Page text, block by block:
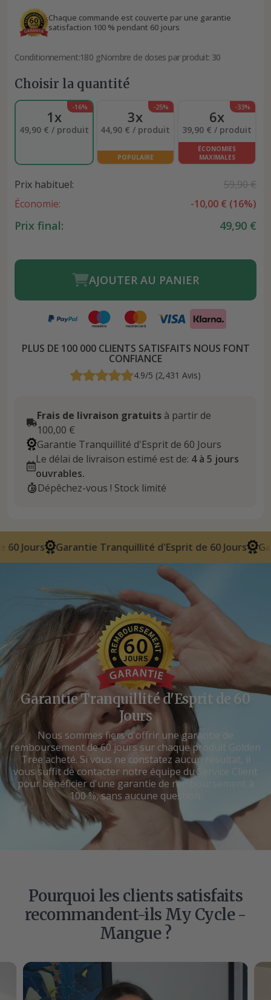
Chaque commande est couverte par une garantie
satisfaction 100 % pendant 60 jours
Conditionnement:180 gNombre de doses par produit: 30
Choisir la quantité
-16%
1x
49,90 € / produit
-25%
3x
44,90 € / produit
POPULAIRE
-33%
6x
39,90 € / produit
ÉCONOMIES
MAXIMALES
Prix habituel:
59,90 €
Économie:
-10,00 € (16%)
Prix final: 49,90 €
AJOUTER AU PANIER
PLUS DE 100 000 CLIENTS SATISFAITS NOUS FONT
CONFIANCE
4.9/5 (2,431 Avis)
Frais de livraison gratuits à partir de
100,00 €
Garantie Tranquillité d'Esprit de 60 Jours
Le délai de livraison estimé est de: 4 à 5 jours
ouvrables.
Dépêchez-vous ! Stock limité
d'Esprit de 60 Jours Garantie Tranquillité
Garantie Tranquillité d'Esprit de 60
Jours
Nous sommes fiers d'offrir une garantie de
remboursement de 60 jours sur chaque produit Golden
Tree acheté. Si vous ne constatez aucun résultat, il
vous suffit de contacter notre équipe du Service Client
pour bénéficier d'une garantie de remboursement à
100 %, sans aucune question.
Pourquoi les clients satisfaits
recommandent-ils My Cycle -
Mangue ?